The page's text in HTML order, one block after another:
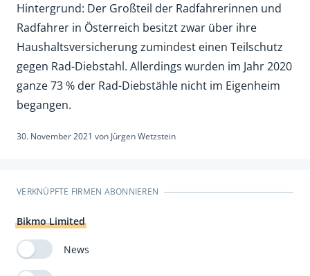
Hintergrund: Der Großteil der Radfahrerinnen und
Radfahrer in Österreich besitzt zwar über ihre
Haushaltsversicherung zumindest einen Teilschutz
gegen Rad-Diebstahl. Allerdings wurden im Jahr 2020
ganze 73 % der Rad-Diebstähle nicht im Eigenheim
begangen.
30. November 2021 von Jürgen Wetzstein
VERKNÜPFTE FIRMEN ABONNIEREN
Bikmo Limited
News